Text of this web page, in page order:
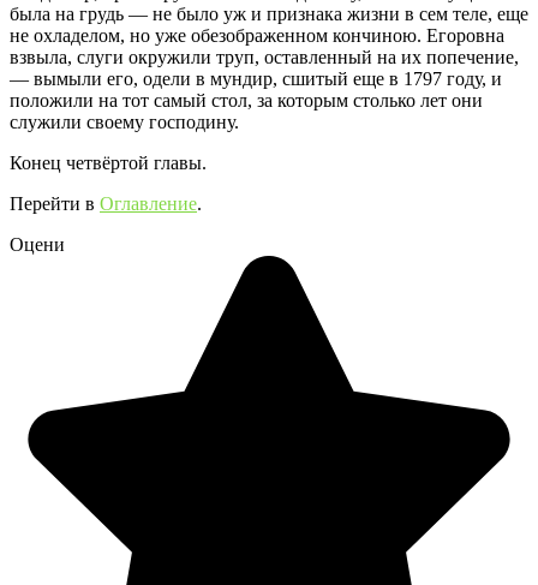
была на грудь — не было уж и признака жизни в сем теле, еще
не охладелом, но уже обезображенном кончиною. Егоровна
взвыла, слуги окружили труп, оставленный на их попечение,
— вымыли его, одели в мундир, сшитый еще в 1797 году, и
положили на тот самый стол, за которым столько лет они
служили своему господину.
Конец четвёртой главы.
Перейти в Оглавление.
Оцени